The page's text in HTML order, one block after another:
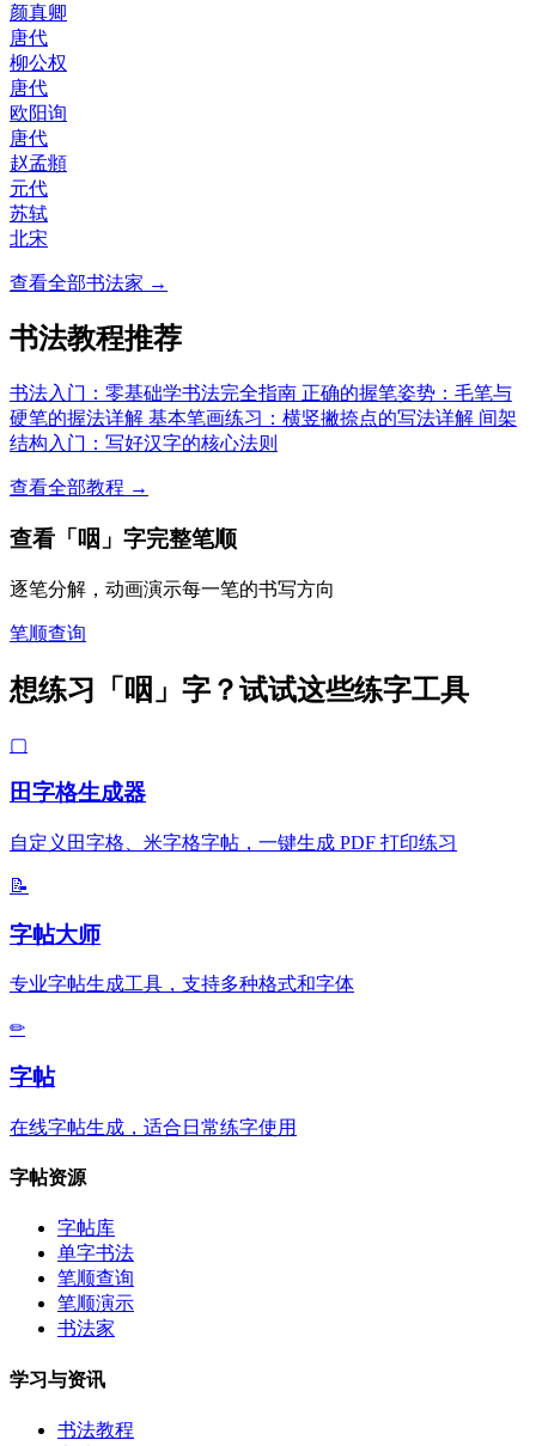
颜真卿
唐代
柳公权
唐代
欧阳询
唐代
赵孟頫
元代
苏轼
北宋
查看全部书法家 →
书法教程推荐
书法入门：零基础学书法完全指南 正确的握笔姿势：毛笔与
硬笔的握法详解 基本笔画练习：横竖撇捺点的写法详解 间架
结构入门：写好汉字的核心法则
查看全部教程 →
查看「咽」字完整笔顺
逐笔分解，动画演示每一笔的书写方向
笔顺查询
想练习「咽」字？试试这些练字工具
▢
田字格生成器
自定义田字格、米字格字帖，一键生成 PDF 打印练习
📝
字帖大师
专业字帖生成工具，支持多种格式和字体
✏
字帖
在线字帖生成，适合日常练字使用
字帖资源
字帖库
单字书法
笔顺查询
笔顺演示
书法家
学习与资讯
书法教程